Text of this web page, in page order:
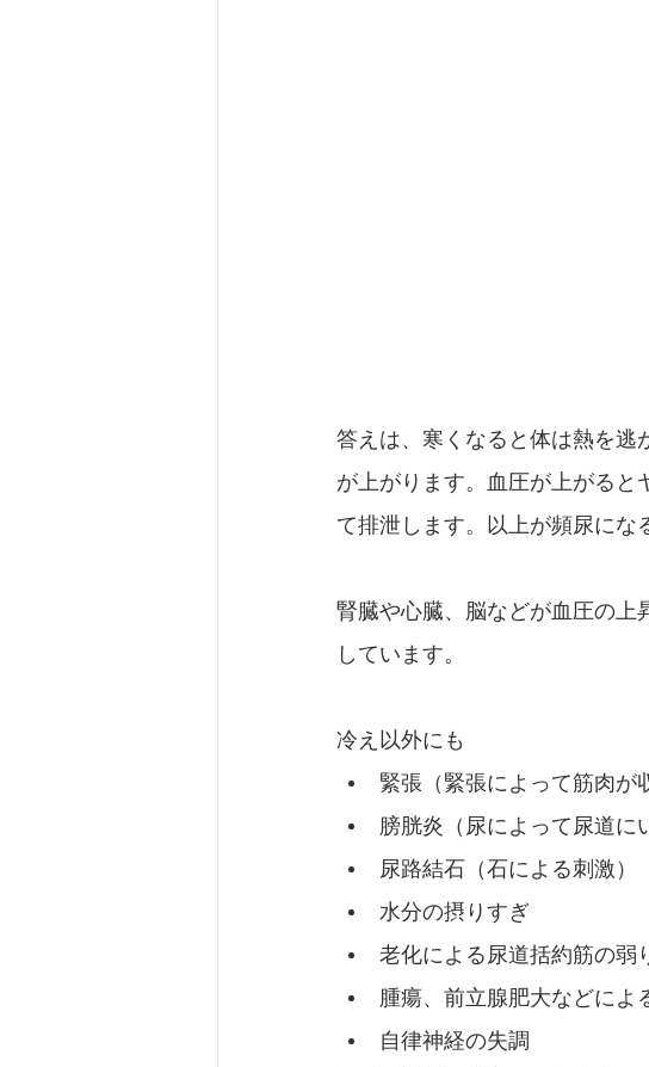
答えは、寒くなると体は熱を逃
が上がります。血圧が上がると
て排泄します。以上が頻尿にな
腎臓や心臓、脳などが血圧の上
しています。
冷え以外にも
緊張（緊張によって筋肉が
膀胱炎（尿によって尿道に
尿路結石（石による刺激）
水分の摂りすぎ
老化による尿道括約筋の弱
腫瘍、前立腺肥大などによ
自律神経の失調